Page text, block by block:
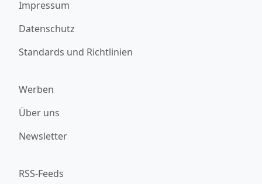
Impressum
Datenschutz
Standards und Richtlinien
Werben
Über uns
Newsletter
RSS-Feeds